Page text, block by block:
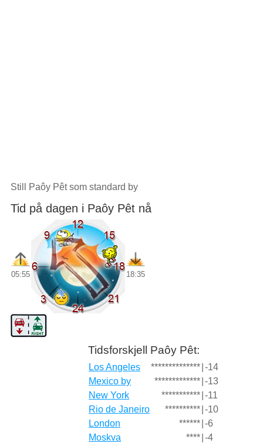
Still Paôy Pêt som standard by
Tid på dagen i Paôy Pêt nå
05:55 18:35
Tidsforskjell Paôy Pêt:
Los Angeles ************** -14
Mexico by
************* -13
New York
*********** -11
Rio de Janeiro
********** -10
London
****** -6
Moskva
**** -4